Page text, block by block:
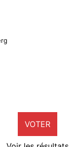
VOTER